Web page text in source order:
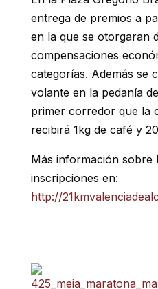
entrega de premios a
en la que se otorgaran
compensaciones
categorías. Además se
volante en la pedanía
primer corredor que la
recibirá 1kg de café y
Más información sobre
inscripciones en:
http://